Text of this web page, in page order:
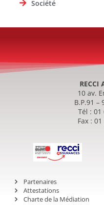
Société
RECCI
10 av.
B.P.91 –
Tél : 01
Fax :
Partenaires
Attestations
Charte de la Médiation